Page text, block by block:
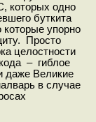
которых одно
буткита
которые упорно
Просто
целостности
– гиблое
даже Великие
в случае